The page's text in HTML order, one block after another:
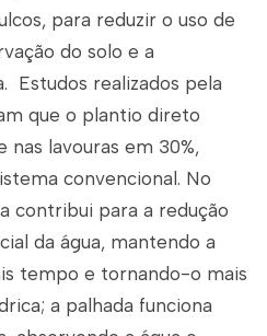
para reduzir o uso de
do solo e a
Estudos realizados pela
que o plantio direto
lavouras em 30%,
convencional. No
contribui para a redução
da água, mantendo a
tempo e tornando-o mais
a palhada funciona